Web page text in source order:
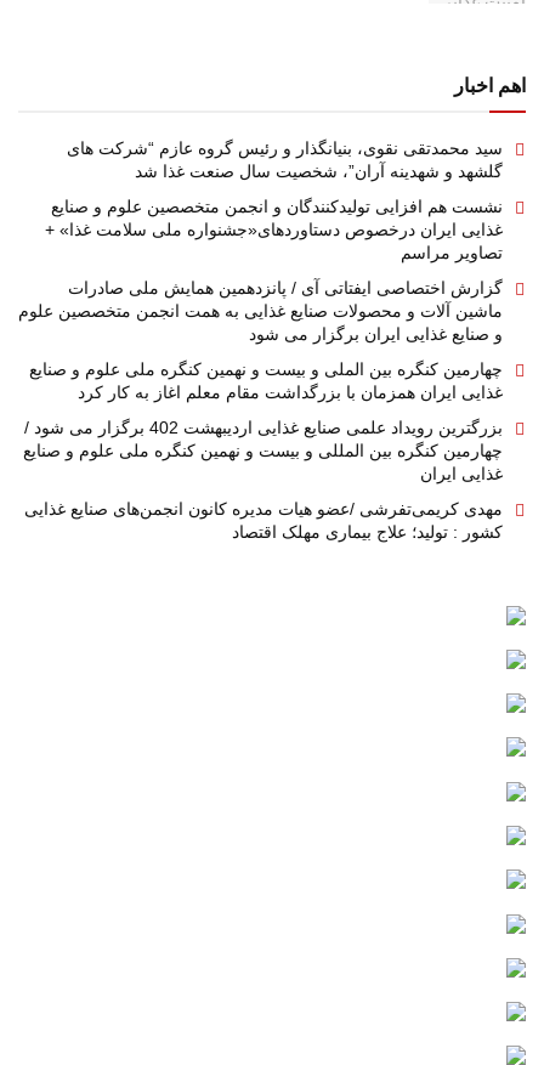
اهم اخبار
سید محمدتقی نقوی، بنیانگذار و رئیس گروه عازم “شرکت های
گلشهد و شهدینه آران”، شخصیت سال صنعت غذا شد
نشست هم افزایی تولیدکنندگان و انجمن متخصصین علوم و صنایع
غذایی ایران درخصوص دستاوردهای«جشنواره ملی سلامت غذا» +
تصاویر مراسم
گزارش اختصاصی ایفتاتی آی / پانزدهمین همایش ملی صادرات
ماشین آلات و محصولات صنایع غذایی به همت انجمن متخصصین علوم
و صنایع غذایی ایران برگزار می شود
چهارمین کنگره بین الملی و بیست و نهمین کنگره ملی علوم و صنایع
غذایی ایران همزمان با بزرگداشت مقام معلم اغاز به کار کرد
بزرگترین رویداد علمی صنایع غذایی اردیبهشت 402 برگزار می شود /
چهارمین کنگره بین المللی و بیست و نهمین کنگره ملی علوم و صنایع
غذایی ایران
مهدی کریمی‌تفرشی /عضو هیات مدیره کانون انجمن‌های صنایع غذایی
کشور : تولید؛ علاج بیماری مهلک اقتصاد